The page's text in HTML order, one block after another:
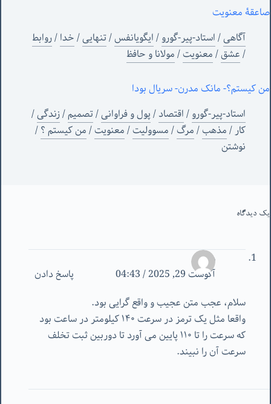
صاعقۀ معنویت
آگاهی/استاد-پیر-گورو/ایگویانفس/تنهایی/خدا/روابط
/عشق/معنویت/مولانا و حافظ
من کیستم؟- مانک مدرن- سریال بودا
استاد-پیر-گورو/اقتصاد/پول و فراوانی/تصمیم/زندگی/
کار/مذهب/مرگ/مسوولیت/معنویت/من‌ کیستم ؟/
نوشتن
یک دیدگاه
وحید
آگوست 29, 2025 / 04:43
پاسخ دادن
سلام، عجب متن عجیب و واقع گرایی بود.
واقعا مثل یک ترمز در سرعت ۱۴۰ کیلومتر در ساعت بود
که سرعت را تا ۱۱۰ پایین می آورد تا دوربین ثبت تخلف
سرعت آن را نبیند.